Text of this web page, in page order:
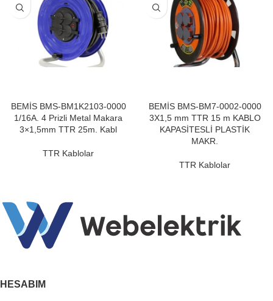
BEMİS BMS-BM1K2103-0000
1/16A. 4 Prizli Metal Makara
3×1,5mm TTR 25m. Kabl
TTR Kablolar
BEMİS BMS-BM7-0002-0000
3X1,5 mm TTR 15 m KABLO
KAPASİTESLİ PLASTİK
MAKR.
TTR Kablolar
HESABIM